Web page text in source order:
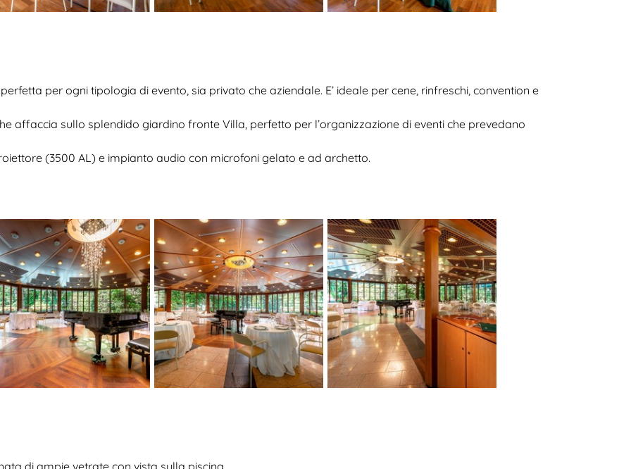
per ogni tipologia di evento, sia privato che aziendale. E’ ideale per cene, rinfreschi, convention e
affaccia sullo splendido giardino fronte Villa, perfetto per l’organizzazione di eventi che prevedano
(3500 AL) e impianto audio con microfoni gelato e ad archetto.
di ampie vetrate con vista sulla piscina.